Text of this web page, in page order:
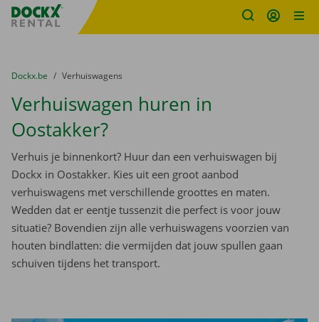
Fratello DEMO
U bevindt zich hier:
van
Dockx.be naar
Verhuiswagens
Verhuiswagen huren in
Oostakker?
Verhuis je binnenkort? Huur dan een verhuiswagen bij
Dockx in Oostakker. Kies uit een groot aanbod
verhuiswagens met verschillende groottes en maten.
Wedden dat er eentje tussenzit die perfect is voor jouw
situatie? Bovendien zijn alle verhuiswagens voorzien van
houten bindlatten: die vermijden dat jouw spullen gaan
schuiven tijdens het transport.